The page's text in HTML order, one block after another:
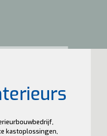
kastoplossingen,